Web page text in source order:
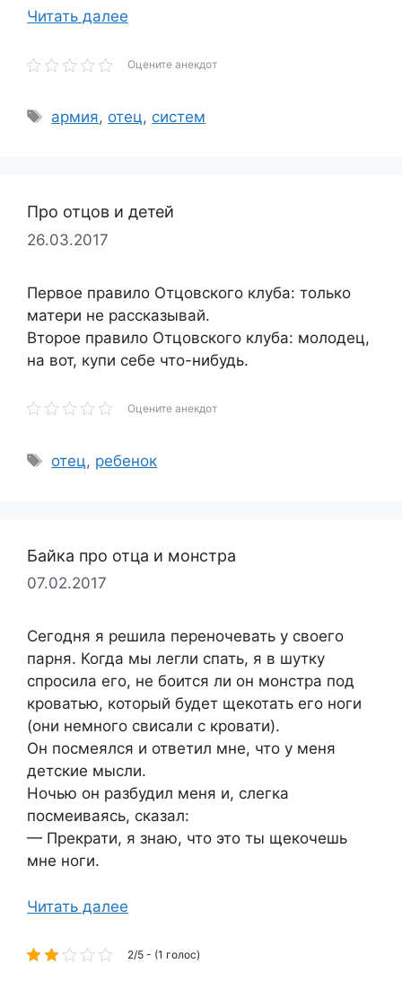
Читать далее
Оцените анекдот
Метки
армия, отец, систем
Про отцов и детей
26.03.2017
Первое правило Отцовского клуба: только
матери не рассказывай.
Второе правило Отцовского клуба: молодец,
на вот, купи себе что-нибудь.
Оцените анекдот
Метки
отец, ребенок
Байка про отца и монстра
07.02.2017
Сегодня я решила переночевать у своего
парня. Когда мы легли спать, я в шутку
спросила его, не боится ли он монстра под
кроватью, который будет щекотать его ноги
(они немного свисали с кровати).
Он посмеялся и ответил мне, что у меня
детские мысли.
Ночью он разбудил меня и, слегка
посмеиваясь, сказал:
— Прекрати, я знаю, что это ты щекочешь
мне ноги.
Читать далее
2/5 - (1 голос)